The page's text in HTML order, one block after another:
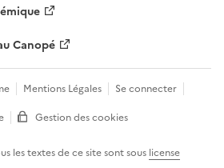
Canopé
Mentions Légales
Se connecter
Gestion des cookies
les textes de ce site sont sous license